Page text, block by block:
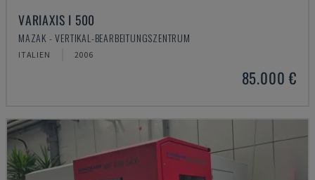
VARIAXIS I 500
MAZAK - VERTIKAL-BEARBEITUNGSZENTRUM
ITALIEN 2006
85.000 €